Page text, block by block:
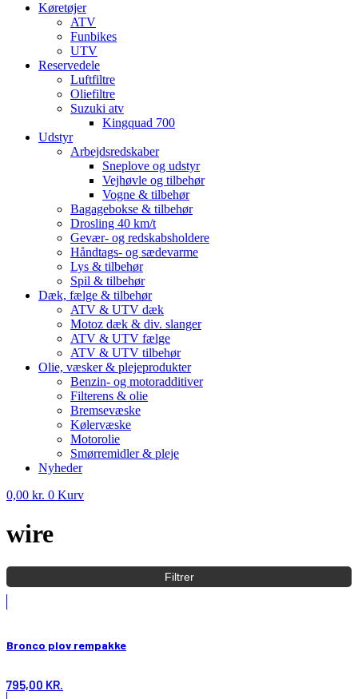
Køretøjer
ATV
Funbikes
UTV
Reservedele
Luftfiltre
Oliefiltre
Suzuki atv
Kingquad 700
Udstyr
Arbejdsredskaber
Sneplove og udstyr
Vejhøvle og tilbehør
Vogne & tilbehør
Bagagebokse & tilbehør
Drosling 40 km/t
Gevær- og redskabsholdere
Håndtags- og sædevarme
Lys & tilbehør
Spil & tilbehør
Dæk, fælge & tilbehør
ATV & UTV dæk
Motoz dæk & div. slanger
ATV & UTV fælge
ATV & UTV tilbehør
Olie, væsker & plejeprodukter
Benzin- og motoradditiver
Filterens & olie
Bremsevæske
Kølervæske
Motorolie
Smørremidler & pleje
Nyheder
0,00 kr. 0 Kurv
wire
Filtrer
Bronco plov rempakke
795,00 KR.